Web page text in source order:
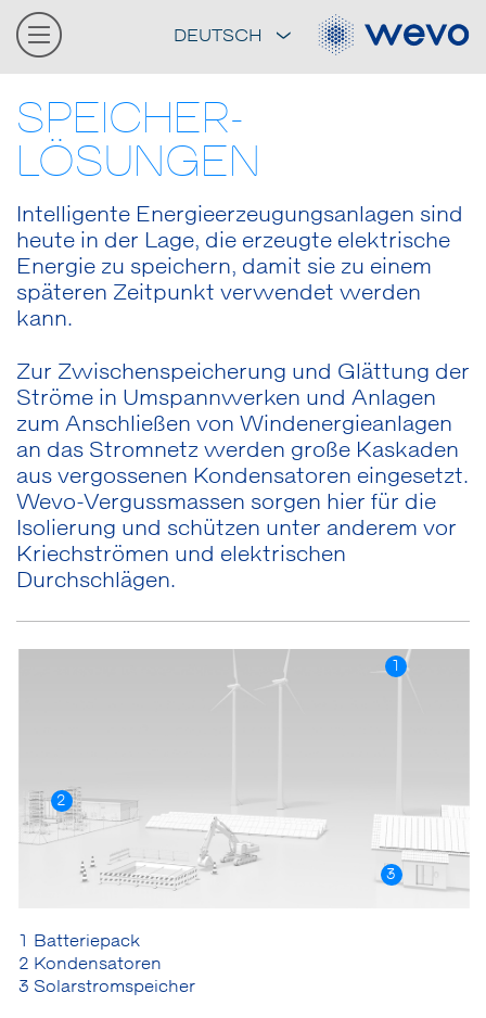
DEUTSCH
SPEICHER-
LÖSUNGEN
Intelligente Energieerzeugungsanlagen sind
heute in der Lage, die erzeugte elektrische
Energie zu speichern, damit sie zu einem
späteren Zeitpunkt verwendet werden
kann.
Zur Zwischenspeicherung und Glättung der
Ströme in Umspannwerken und Anlagen
zum Anschließen von Windenergieanlagen
an das Stromnetz werden große Kaskaden
aus vergossenen Kondensatoren eingesetzt.
Wevo-Vergussmassen sorgen hier für die
Isolierung und schützen unter anderem vor
Kriechströmen und elektrischen
Durchschlägen.
2
3
1 Batteriepack
2 Kondensatoren
3 Solarstromspeicher